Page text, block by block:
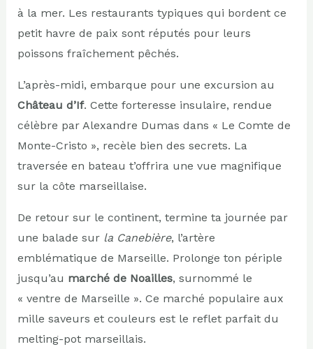
à la mer. Les restaurants typiques qui bordent ce
petit havre de paix sont réputés pour leurs
poissons fraîchement pêchés.
L’après-midi, embarque pour une excursion au
Château d’If. Cette forteresse insulaire, rendue
célèbre par Alexandre Dumas dans « Le Comte de
Monte-Cristo », recèle bien des secrets. La
traversée en bateau t’offrira une vue magnifique
sur la côte marseillaise.
De retour sur le continent, termine ta journée par
une balade sur la Canebière, l’artère
emblématique de Marseille. Prolonge ton périple
jusqu’au marché de Noailles, surnommé le
« ventre de Marseille ». Ce marché populaire aux
mille saveurs et couleurs est le reflet parfait du
melting-pot marseillais.